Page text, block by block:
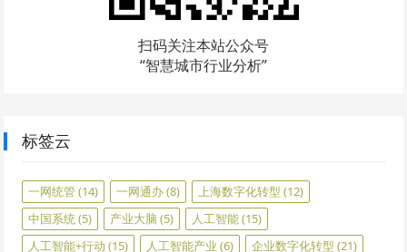
扫码关注本站公众号
“智慧城市行业分析”
标签云
一网统管(14) 一网通办(8) 上海数字化转型 (12)
中国系统(5) 产业大脑 (5) 人工智能(15)
人工智能+行动 (15) 人工智能产业 (6) 企业数字化转型 (21)